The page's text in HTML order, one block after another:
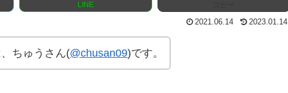
LINE
2021.06.14 2023.01.14
ちゅうさん(@chusan09)です。